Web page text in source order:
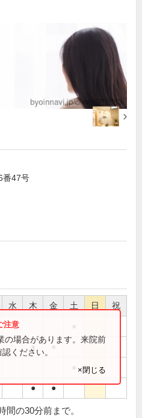
番47号
水 木 金 土 日 祝
● ●
● ●
の場合があります。来院前
ください。
×閉じる
間の30分前まで。